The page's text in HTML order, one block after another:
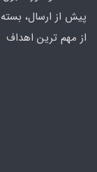
پیش از ارسال،
از مهم ترین اهداف